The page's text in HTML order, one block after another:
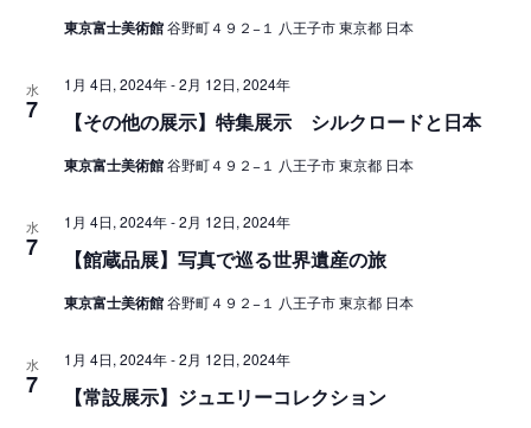
ナ
東京富士美術館谷野町４９２−１ 八王子市 東京都 日本
水
7 【その他の展示】特集展示 シルクロードと日本
1月 4日, 2024年-2月 12日, 2024年
東京富士美術館谷野町４９２−１ 八王子市 東京都 日本
水
7 【館蔵品展】写真で巡る世界遺産の旅
1月 4日, 2024年-2月 12日, 2024年
東京富士美術館谷野町４９２−１ 八王子市 東京都 日本
水
7 【常設展示】ジュエリーコレクション
1月 4日, 2024年-2月 12日, 2024年